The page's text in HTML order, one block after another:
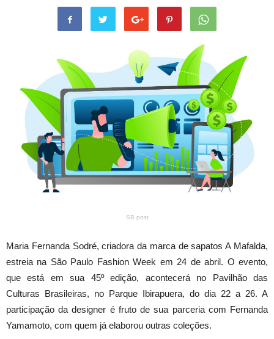
SB post
Maria Fernanda Sodré, criadora da marca de sapatos A Mafalda,
estreia na São Paulo Fashion Week em 24 de abril. O evento,
que está em sua 45º edição, acontecerá no Pavilhão das
Culturas Brasileiras, no Parque Ibirapuera, do dia 22 a 26. A
participação da designer é fruto de sua parceria com Fernanda
Yamamoto, com quem já elaborou outras coleções.